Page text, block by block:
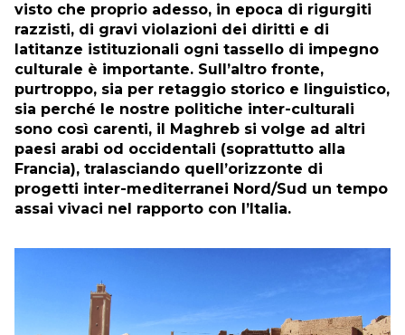
visto che proprio adesso, in epoca di rigurgiti
razzisti, di gravi violazioni dei diritti e di
latitanze istituzionali ogni tassello di impegno
culturale è importante. Sull’altro fronte,
purtroppo, sia per retaggio storico e linguistico,
sia perché le nostre politiche inter-culturali
sono così carenti, il Maghreb si volge ad altri
paesi arabi od occidentali (soprattutto alla
Francia), tralasciando quell’orizzonte di
progetti inter-mediterranei Nord/Sud un tempo
assai vivaci nel rapporto con l’Italia.